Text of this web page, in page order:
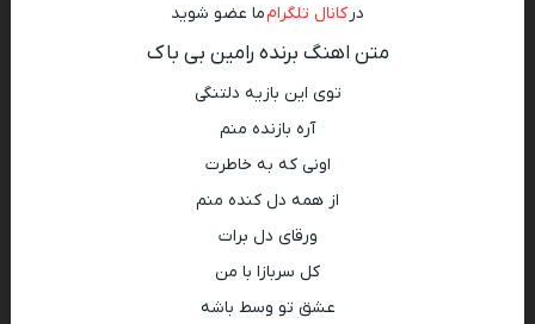
در کانال تلگرامما عضو شوید
متن اهنگ برنده رامین بی باک
توی این بازیه دلتنگی
آره بازنده منم
اونی که به خاطرت
از همه دل کنده منم
ورقای دل برات
کل سربازا با من
عشق تو وسط باشه